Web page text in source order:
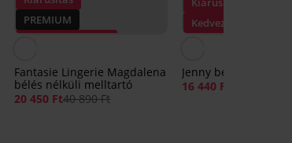
PREMIUM
Fantasie Lingerie Magdalena
bélés nélküli melltartó
20 450 Ft40 890 Ft
Kedvezmény -30%
Jenny bélés nélküli
16 440 Ft